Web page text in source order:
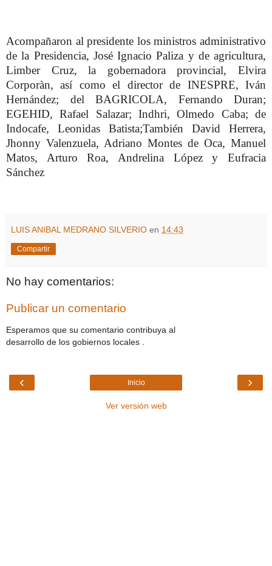
Acompañaron al presidente los ministros administrativo
de la Presidencia, José Ignacio Paliza y de agricultura,
Limber Cruz, la gobernadora provincial, Elvira
Corporàn, así como el director de INESPRE, Iván
Hernández; del BAGRICOLA, Fernando Duran;
EGEHID, Rafael Salazar; Indhri, Olmedo Caba; de
Indocafe, Leonidas Batista;También David Herrera,
Jhonny Valenzuela, Adriano Montes de Oca, Manuel
Matos, Arturo Roa, Andrelina López y Eufracia
Sánchez
LUIS ANIBAL MEDRANO SILVERIO en 14:43
Compartir
No hay comentarios:
Publicar un comentario
Esperamos que su comentario contribuya al
desarrollo de los gobiernos locales .
‹ ›
Inicio
Ver versión web